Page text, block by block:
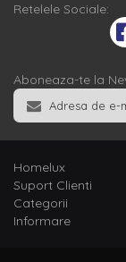
Retelele Sociale:
Aboneaza-te la
Homelux
Suport Clienti
Categorii
Informare